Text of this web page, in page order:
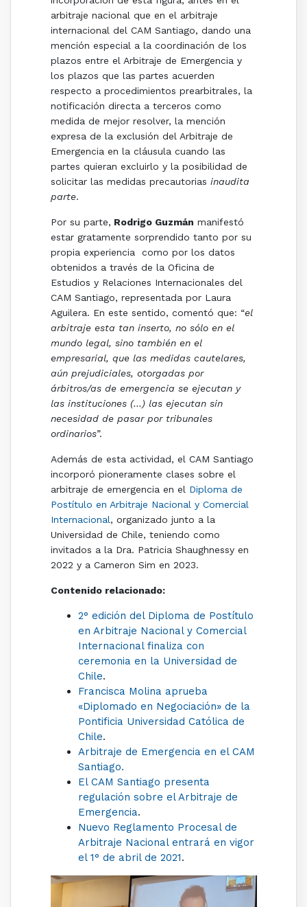
arbitraje nacional que en el arbitraje
internacional del CAM Santiago, dando una
mención especial a la coordinación de los
plazos entre el Arbitraje de Emergencia y
los plazos que las partes acuerden
respecto a procedimientos prearbitrales, la
notificación directa a terceros como
medida de mejor resolver, la mención
expresa de la exclusión del Arbitraje de
Emergencia en la cláusula cuando las
partes quieran excluirlo y la posibilidad de
solicitar las medidas precautorias inaudita
parte.
Por su parte, Rodrigo Guzmán manifestó
estar gratamente sorprendido tanto por su
propia experiencia como por los datos
obtenidos a través de la Oficina de
Estudios y Relaciones Internacionales del
CAM Santiago, representada por Laura
Aguilera. En este sentido, comentó que: “el
arbitraje esta tan inserto, no sólo en el
mundo legal, sino también en el
empresarial, que las medidas cautelares,
aún prejudiciales, otorgadas por
árbitros/as de emergencia se ejecutan y
las instituciones (…) las ejecutan sin
necesidad de pasar por tribunales
ordinarios”.
Además de esta actividad, el CAM Santiago
incorporó pioneramente clases sobre el
arbitraje de emergencia en el Diploma de
Postítulo en Arbitraje Nacional y Comercial
Internacional, organizado junto a la
Universidad de Chile, teniendo como
invitados a la Dra. Patricia Shaughnessy en
2022 y a Cameron Sim en 2023.
Contenido relacionado:
2° edición del Diploma de Postítulo
en Arbitraje Nacional y Comercial
Internacional finaliza con
ceremonia en la Universidad de
Chile.
Francisca Molina aprueba
«Diplomado en Negociación» de la
Pontificia Universidad Católica de
Chile.
Arbitraje de Emergencia en el CAM
Santiago.
El CAM Santiago presenta
regulación sobre el Arbitraje de
Emergencia.
Nuevo Reglamento Procesal de
Arbitraje Nacional entrará en vigor
el 1° de abril de 2021.